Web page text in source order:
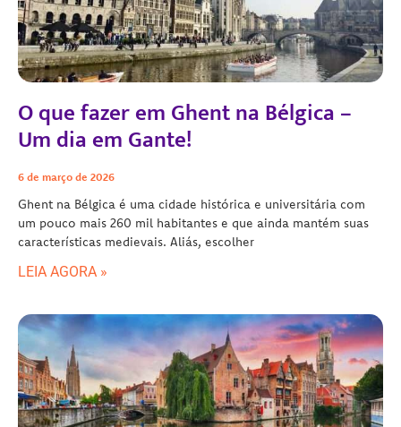
O que fazer em Ghent na Bélgica –
Um dia em Gante!
6 de março de 2026
Ghent na Bélgica é uma cidade histórica e universitária com
um pouco mais 260 mil habitantes e que ainda mantém suas
características medievais. Aliás, escolher
LEIA AGORA »